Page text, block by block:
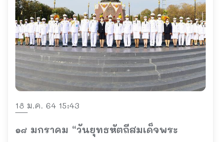
18 ม.ค. 64 15:43
๑๘ มกราคม “วันยุทธหัตถีสมเด็จพระ